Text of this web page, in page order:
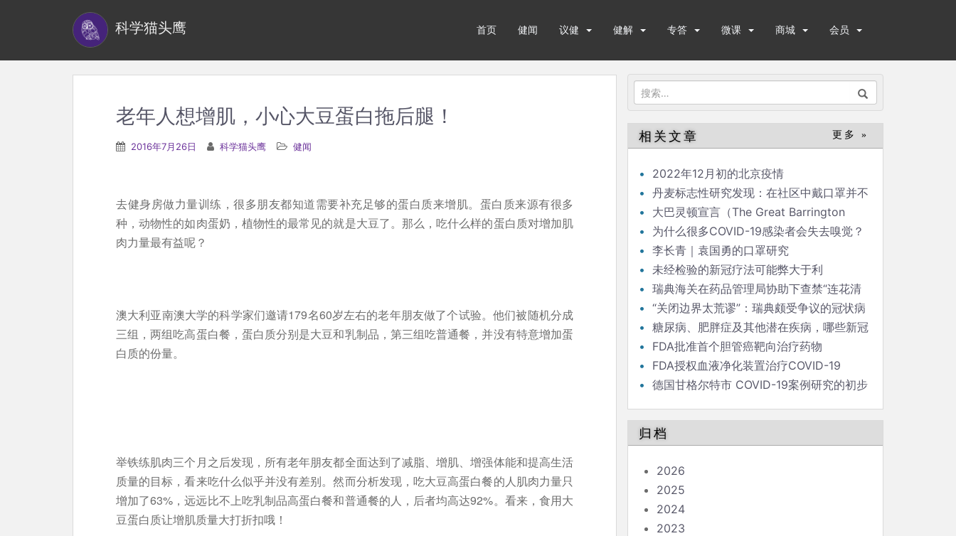
科学猫头鹰 首页 健闻 议健 健解 专答 微课 商城 会员
搜
索：
老年人想增肌，小心大豆蛋白拖后腿！
2016年7月26日 科学猫头鹰 健闻
去健身房做力量训练，很多朋友都知道需要补充足够的蛋白质来增肌。蛋白质来源有很多
种，动物性的如肉蛋奶，植物性的最常见的就是大豆了。那么，吃什么样的蛋白质对增加肌
肉力量最有益呢？
澳大利亚南澳大学的科学家们邀请179名60岁左右的老年朋友做了个试验。他们被随机分成
三组，两组吃高蛋白餐，蛋白质分别是大豆和乳制品，第三组吃普通餐，并没有特意增加蛋
白质的份量。
举铁练肌肉三个月之后发现，所有老年朋友都全面达到了减脂、增肌、增强体能和提高生活
质量的目标，看来吃什么似乎并没有差别。然而分析发现，吃大豆高蛋白餐的人肌肉力量只
增加了63%，远远比不上吃乳制品高蛋白餐和普通餐的人，后者均高达92%。看来，食用大
豆蛋白质让增肌质量大打折扣哦！
相关文章 更多 »
2022年12月初的北京疫情
丹麦标志性研究发现：在社区中戴口罩并不
能显著降低（新冠）感染率
大巴灵顿宣言（The Great Barrington
Declaration）
为什么很多COVID-19感染者会失去嗅觉？
李长青｜袁国勇的口罩研究
未经检验的新冠疗法可能弊大于利
瑞典海关在药品管理局协助下查禁“连花清
瘟”“关闭边界太荒谬”：瑞典颇受争议的冠状病
毒策略背后的流行病学家
糖尿病、肥胖症及其他潜在疾病，哪些新冠
患者最危险？
FDA批准首个胆管癌靶向治疗药物
FDA授权血液净化装置治疗COVID-19
德国甘格尔特市 COVID-19案例研究的初步
归档
2026
2025
2024
2023